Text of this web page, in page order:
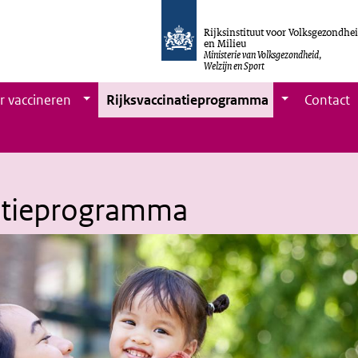
Rijksinstituut voor
en Milieu
Ministerie van Volksgezondheid,
Welzijn en Sport
vaccineren Rijksvaccinatieprogramma
Contact